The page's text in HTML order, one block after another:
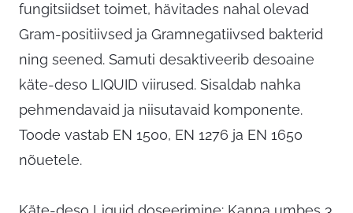
fungitsiidset toimet, hävitades nahal olevad
Gram-positiivsed ja Gramnegatiivsed bakterid
ning seened. Samuti desaktiveerib desoaine
käte-deso LIQUID viirused. Sisaldab nahka
pehmendavaid ja niisutavaid komponente.
Toode vastab EN 1500, EN 1276 ja EN 1650
nõuetele.